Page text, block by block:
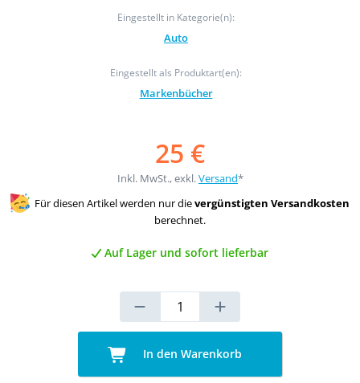
Eingestellt in Kategorie(n):
Auto
Eingestellt als Produktart(en):
Markenbücher
25 €
Inkl. MwSt., exkl.Versand*
Für diesen Artikel werden nur dievergünstigten Versandkosten
berechnet.
Auf Lager und sofort lieferbar
In den Warenkorb